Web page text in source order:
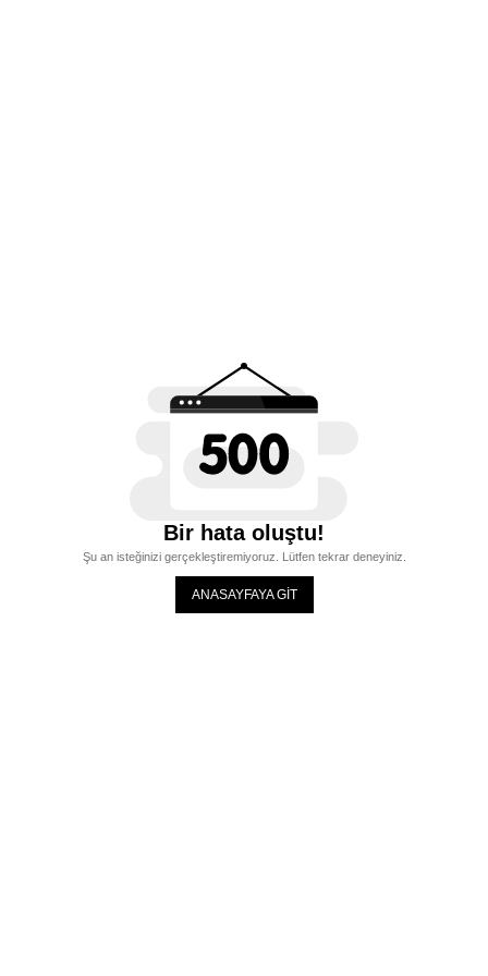
Bir hata oluştu!
Şu an isteğinizi gerçekleştiremiyoruz. Lütfen tekrar deneyiniz.
ANASAYFAYA GİT